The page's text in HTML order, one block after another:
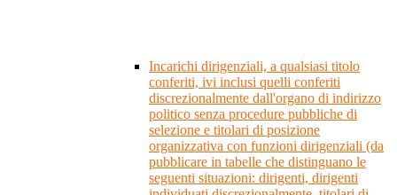
Incarichi dirigenziali, a qualsiasi titolo
conferiti, ivi inclusi quelli conferiti
discrezionalmente dall'organo di indirizzo
politico senza procedure pubbliche di
selezione e titolari di posizione
organizzativa con funzioni dirigenziali (da
pubblicare in tabelle che distinguano le
seguenti situazioni: dirigenti, dirigenti